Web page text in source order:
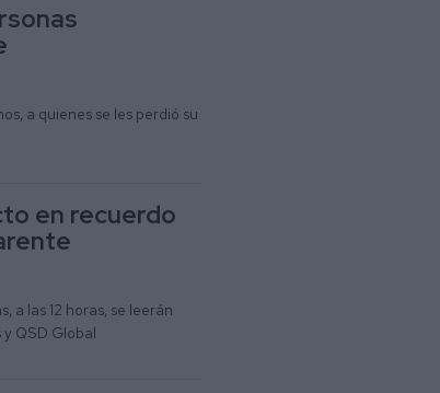
a quienes se les perdió su
en recuerdo
a las 12 horas, se leerán
QSD Global